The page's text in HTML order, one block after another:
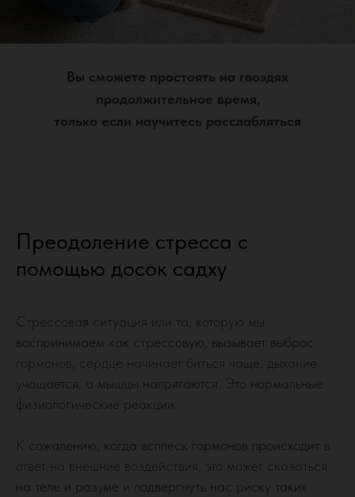
Вы сможете простоять на гвоздях
продолжительное время,
только если научитесь расслабляться
Преодоление стресса с
помощью досок садху
Стрессовая ситуация или та, которую мы
воспринимаем как стрессовую, вызывает выброс
гормонов, сердце начинает биться чаще, дыхание
учащается, а мышцы напрягаются. Это нормальные
физиологические реакции.
К сожалению, когда всплеск гормонов происходит в
ответ на внешние воздействия, это может сказаться
на теле и разуме и подвергнуть нас риску таких